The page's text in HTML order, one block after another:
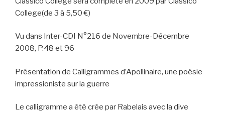
College(de 3 à 5,50 €)
Vu dans Inter-CDI N°216 de Novembre-Décembre
2008, P.48 et 96
Présentation de Calligrammes d’Apollinaire, une poésie
impressioniste sur la guerre
Le calligramme a été crée par Rabelais avec la dive